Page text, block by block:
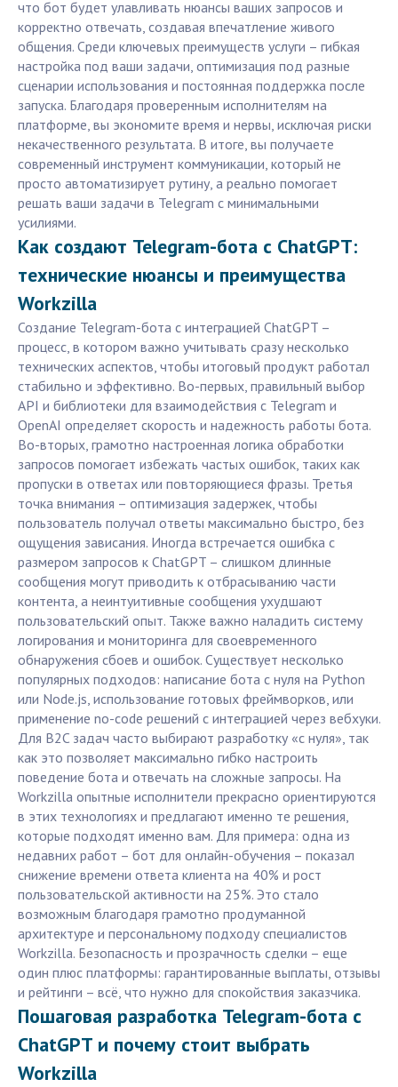
что бот будет улавливать нюансы ваших запросов и
корректно отвечать, создавая впечатление живого
общения. Среди ключевых преимуществ услуги – гибкая
настройка под ваши задачи, оптимизация под разные
сценарии использования и постоянная поддержка после
запуска. Благодаря проверенным исполнителям на
платформе, вы экономите время и нервы, исключая риски
некачественного результата. В итоге, вы получаете
современный инструмент коммуникации, который не
просто автоматизирует рутину, а реально помогает
решать ваши задачи в Telegram с минимальными
усилиями.
Как создают Telegram-бота с ChatGPT:
технические нюансы и преимущества
Workzilla
Создание Telegram-бота с интеграцией ChatGPT –
процесс, в котором важно учитывать сразу несколько
технических аспектов, чтобы итоговый продукт работал
стабильно и эффективно. Во-первых, правильный выбор
API и библиотеки для взаимодействия с Telegram и
OpenAI определяет скорость и надежность работы бота.
Во-вторых, грамотно настроенная логика обработки
запросов помогает избежать частых ошибок, таких как
пропуски в ответах или повторяющиеся фразы. Третья
точка внимания – оптимизация задержек, чтобы
пользователь получал ответы максимально быстро, без
ощущения зависания. Иногда встречается ошибка с
размером запросов к ChatGPT – слишком длинные
сообщения могут приводить к отбрасыванию части
контента, а неинтуитивные сообщения ухудшают
пользовательский опыт. Также важно наладить систему
логирования и мониторинга для своевременного
обнаружения сбоев и ошибок. Существует несколько
популярных подходов: написание бота с нуля на Python
или Node.js, использование готовых фреймворков, или
применение no-code решений с интеграцией через вебхуки.
Для B2C задач часто выбирают разработку «с нуля», так
как это позволяет максимально гибко настроить
поведение бота и отвечать на сложные запросы. На
Workzilla опытные исполнители прекрасно ориентируются
в этих технологиях и предлагают именно те решения,
которые подходят именно вам. Для примера: одна из
недавних работ – бот для онлайн-обучения – показал
снижение времени ответа клиента на 40% и рост
пользовательской активности на 25%. Это стало
возможным благодаря грамотно продуманной
архитектуре и персональному подходу специалистов
Workzilla. Безопасность и прозрачность сделки – еще
один плюс платформы: гарантированные выплаты, отзывы
и рейтинги – всё, что нужно для спокойствия заказчика.
Пошаговая разработка Telegram-бота с
ChatGPT и почему стоит выбрать
Workzilla